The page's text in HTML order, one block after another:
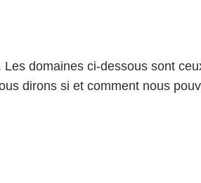
domaines ci-dessous sont
dirons si et comment nous